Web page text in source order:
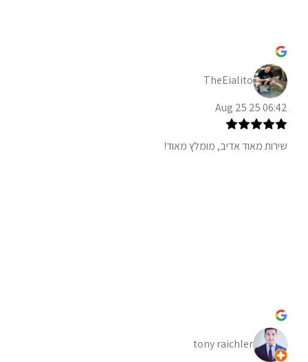
TheEialito
06:42 25 Aug 25
שירות מאוד אדיב, מומלץ מאוד!
tony raichler